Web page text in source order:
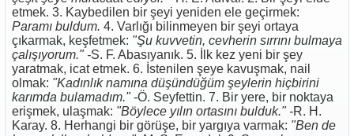
etmek. 3. Kaybedilen bir şeyi yeniden ele geçirmek:
Paramı buldum. 4. Varlığı bilinmeyen bir şeyi ortaya
çıkarmak, keşfetmek: "Şu kuvvetin, cevherin sırrını bulmaya
çalışıyorum." -S. F. Abasıyanık. 5. İlk kez yeni bir şey
yaratmak, icat etmek. 6. İstenilen şeye kavuşmak, nail
olmak: "Kadınlık namına düşündüğüm şeylerin hiçbirini
karımda bulamadım." -Ö. Seyfettin. 7. Bir yere, bir noktaya
erişmek, ulaşmak: "Böylece yılın ortasını bulduk." -R. H.
Karay. 8. Herhangi bir görüşe, bir yargıya varmak: "Ben de